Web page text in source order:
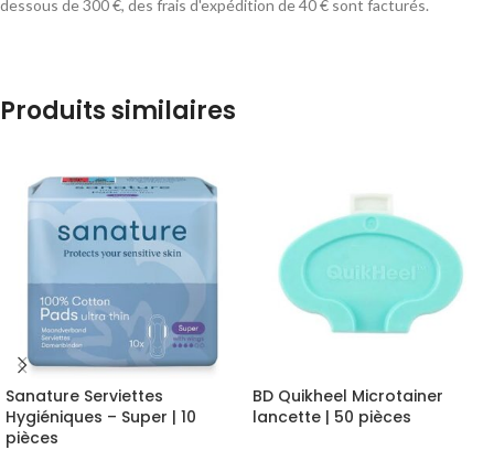
dessous de 300 €, des frais d'expédition de 40 € sont facturés.
Produits similaires
Sanature Serviettes
Hygiéniques – Super | 10
pièces
BD Quikheel Microtainer
lancette | 50 pièces